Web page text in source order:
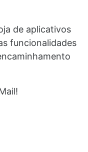
de aplicativos
funcionalidades